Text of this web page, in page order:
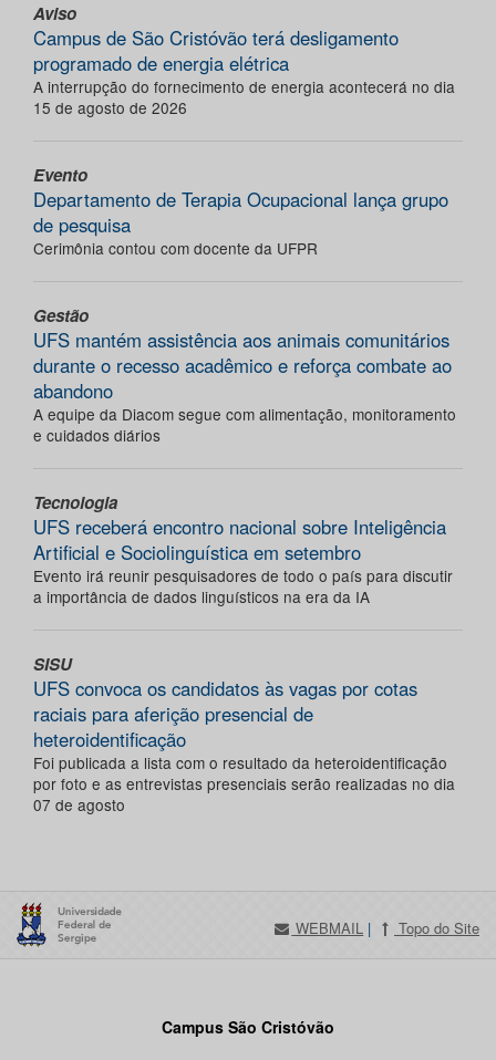
Aviso
Campus de São Cristóvão terá desligamento
programado de energia elétrica
A interrupção do fornecimento de energia acontecerá no dia
15 de agosto de 2026
Evento
Departamento de Terapia Ocupacional lança grupo
de pesquisa
Cerimônia contou com docente da UFPR
Gestão
UFS mantém assistência aos animais comunitários
durante o recesso acadêmico e reforça combate ao
abandono
A equipe da Diacom segue com alimentação, monitoramento
e cuidados diários
Tecnologia
UFS receberá encontro nacional sobre Inteligência
Artificial e Sociolinguística em setembro
Evento irá reunir pesquisadores de todo o país para discutir
a importância de dados linguísticos na era da IA
SISU
UFS convoca os candidatos às vagas por cotas
raciais para aferição presencial de
heteroidentificação
Foi publicada a lista com o resultado da heteroidentificação
por foto e as entrevistas presenciais serão realizadas no dia
07 de agosto
WEBMAIL | Topo do Site
Campus São Cristóvão